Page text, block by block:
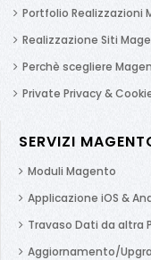
Portfolio Realizzazioni
Realizzazione Siti
Perchè scegliere
Private Privacy &
SERVIZI
Moduli Magento
Applicazione iOS &
Travaso Dati da altra
Aggiornamento/